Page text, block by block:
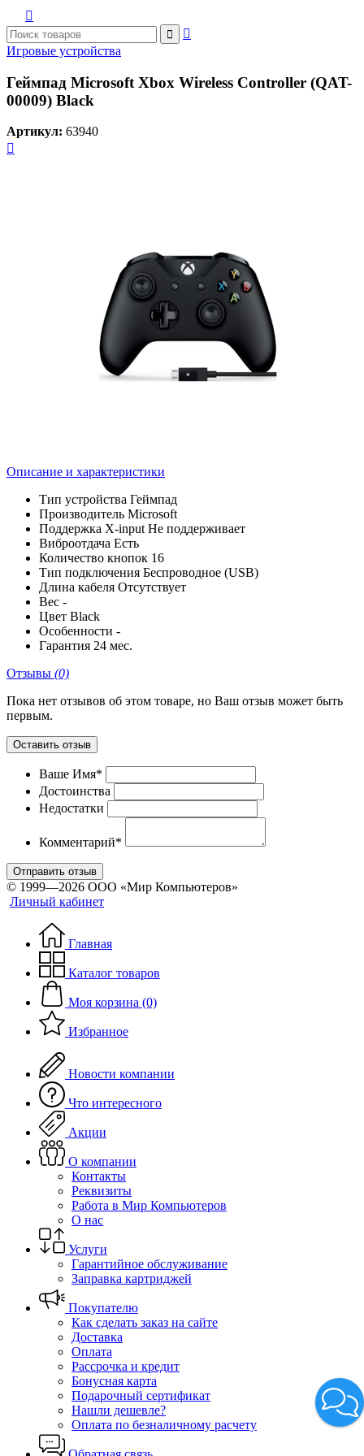



Игровые устройства
Геймпад Microsoft Xbox Wireless Controller (QAT-
00009) Black
Артикул: 63940

Описание и характеристики
Тип устройства Геймпад
Производитель Microsoft
Поддержка X-input Не поддерживает
Виброотдача Есть
Количество кнопок 16
Тип подключения Беспроводное (USB)
Длина кабеля Отсутствует
Вес -
Цвет Black
Особенности -
Гарантия 24 мес.
Отзывы (0)
Пока нет отзывов об этом товаре, но Ваш отзыв может быть
первым.
Оставить отзыв
Ваше Имя*
Достоинства
Недостатки
Комментарий*
Отправить отзыв
© 1999—2026 ООО «Мир Компьютеров»
Личный кабинет
Главная
Каталог товаров
Моя корзина (0)
Избранное
Новости компании
Что интересного
Акции
О компании
Контакты
Реквизиты
Работа в Мир Компьютеров
О нас
Услуги
Гарантийное обслуживание
Заправка картриджей
Покупателю
Как сделать заказ на сайте
Доставка
Оплата
Рассрочка и кредит
Бонусная карта
Подарочный сертификат
Нашли дешевле?
Оплата по безналичному расчету